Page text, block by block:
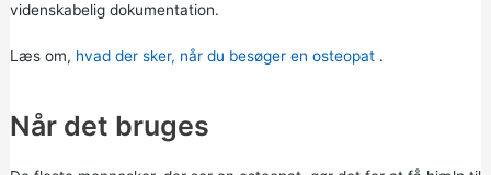
videnskabelig dokumentation.
Læs om, hvad der sker, når du besøger en osteopat.
Når det bruges